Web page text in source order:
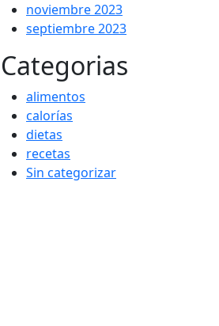
noviembre 2023
septiembre 2023
Categorias
alimentos
calorías
dietas
recetas
Sin categorizar